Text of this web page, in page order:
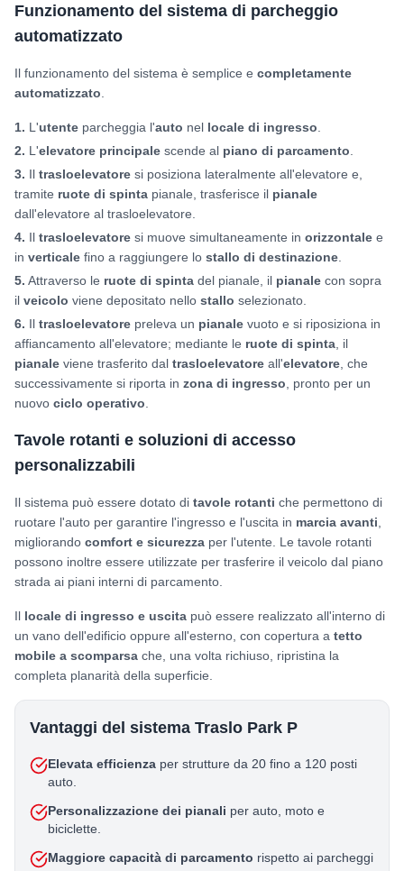
Funzionamento del sistema di parcheggio
automatizzato
Il funzionamento del sistema è semplice e completamente
automatizzato
1. L'utente parcheggia l'auto nel locale di ingresso
2. L'elevatore principale scende al piano di parcamento
3. Il trasloelevatore si posiziona lateralmente all'elevatore e,
tramite ruote di spinta pianale, trasferisce il pianale
dall'elevatore al trasloelevatore.
4. Il trasloelevatore si muove simultaneamente in orizzontale e
in verticale fino a raggiungere lo stallo di destinazione
5. Attraverso le ruote di spinta del pianale, il pianale con sopra
il veicolo viene depositato nello stallo selezionato.
6. Il trasloelevatore preleva un pianale vuoto e si riposiziona in
affiancamento all'elevatore; mediante le ruote di spinta , il
pianale viene trasferito dal trasloelevatore all'elevatore , che
successivamente si riporta in zona di ingresso , pronto per un
nuovo ciclo operativo
Tavole rotanti e soluzioni di accesso
personalizzabili
Il sistema può essere dotato di tavole rotanti che permettono di
ruotare l'auto per garantire l'ingresso e l'uscita in marcia avanti
migliorando comfort e sicurezza per l'utente. Le tavole rotanti
possono inoltre essere utilizzate per trasferire il veicolo dal piano
strada ai piani interni di parcamento.
Il locale di ingresso e uscita può essere realizzato all'interno di
un vano dell'edificio oppure all'esterno, con copertura a tetto
mobile a scomparsa che, una volta richiuso, ripristina la
completa planarità della superficie.
Vantaggi del sistema Traslo Park P
Elevata efficienza per strutture da 20 fino a 120 posti
auto.
Personalizzazione dei pianali per auto, moto e
biciclette.
Maggiore capacità di parcamento rispetto ai parcheggi